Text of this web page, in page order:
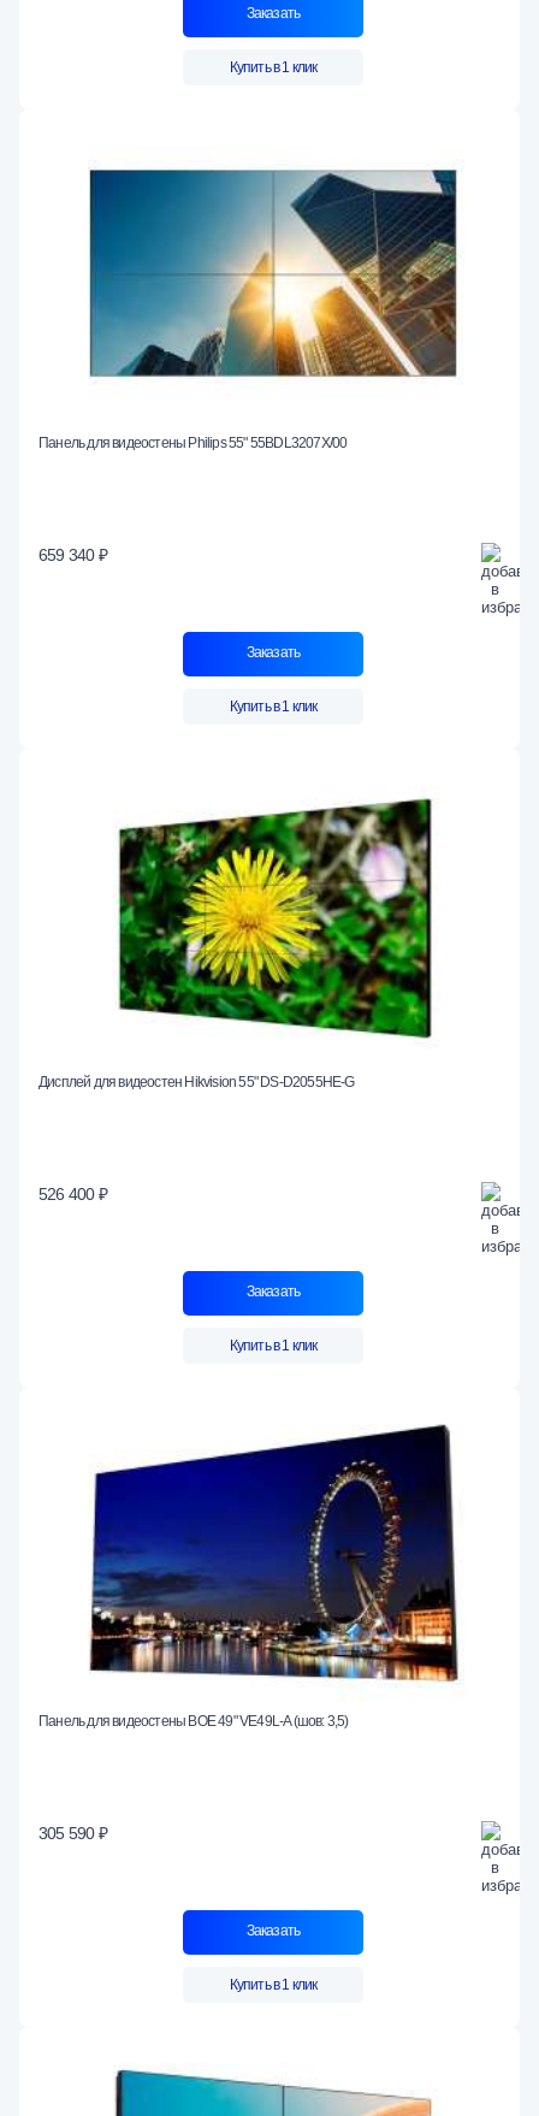
Заказать
Купить в 1 клик
Панель для видеостены Philips 55" 55BDL3207X/00
659 340 ₽
Заказать
Купить в 1 клик
Дисплей для видеостен Hikvision 55" DS-D2055HE-G
526 400 ₽
Заказать
Купить в 1 клик
Панель для видеостены BOE 49" VE49L-A (шов: 3,5)
305 590 ₽
Заказать
Купить в 1 клик